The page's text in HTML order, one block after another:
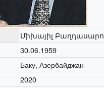
Միխայիլ
30.06.1959
Баку, Азербайджан
2020